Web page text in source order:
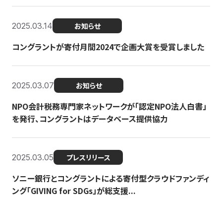
2025.03.14 お知らせ
コングラントが寄付月間2024で企画大賞を受賞しました
2025.03.07 お知らせ
NPO会計税務専門家ネットワークが「認定NPO法人白書」
を発行、コングラントはデータベース提供協力
2025.03.05 プレスリリース
ソニー銀行とコングラントによる寄付型クラウドファンディ
ング「GIVING for SDGs」が総支援...